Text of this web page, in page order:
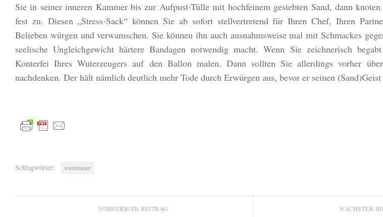
Sie in seiner inneren Kammer bis zur Aufpust-Tülle mit hochfeinem gesiebten Sand, dann
fest zu. Diesen „Stress-Sack“ können Sie ab sofort stellvertretend für Ihren Chef, Ihren
Belieben würgen und verwamschen. Sie können ihn auch ausnahmsweise mal mit Schmackes
seelische Ungleichgewicht härtere Bandagen notwendig macht. Wenn Sie zeichnerisch
Konterfei Ihres Wuterzeugers auf den Ballon malen. Dann sollten Sie allerdings vorher
nachdenken. Der hält nämlich deutlich mehr Tode durch Erwürgen aus, bevor er seinen
Schlagwörter: wutzimmer
NÄCHSTER
VORHERIGER BEITRAG